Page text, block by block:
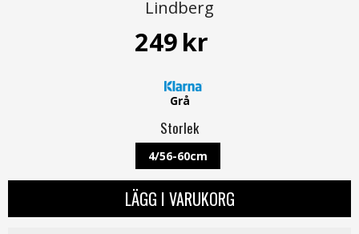
Lindberg
249kr
Grå
Storlek
4/56-60cm
LÄGG I VARUKORG